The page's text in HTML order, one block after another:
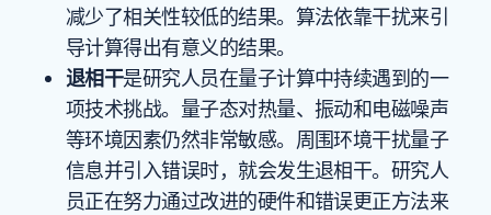
减少了相关性较低的结果。算法依靠干扰来引
导计算得出有意义的结果。
退相干是研究人员在量子计算中持续遇到的一
项技术挑战。量子态对热量、振动和电磁噪声
等环境因素仍然非常敏感。周围环境干扰量子
信息并引入错误时，就会发生退相干。研究人
员正在努力通过改进的硬件和错误更正方法来